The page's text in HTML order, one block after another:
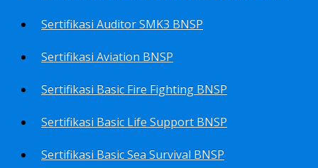
Sertifikasi Auditor SMK3 BNSP
Sertifikasi Aviation BNSP
Sertifikasi Basic Fire Fighting BNSP
Sertifikasi Basic Life Support BNSP
Sertifikasi Basic Sea Survival BNSP